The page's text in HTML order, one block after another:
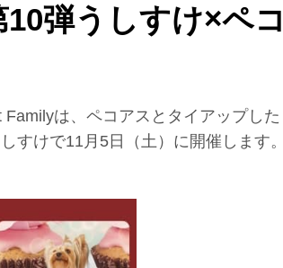
弾うしすけ×ペコ
は、ペコアスとタイアップした
すけで11月5日（土）に開催します。